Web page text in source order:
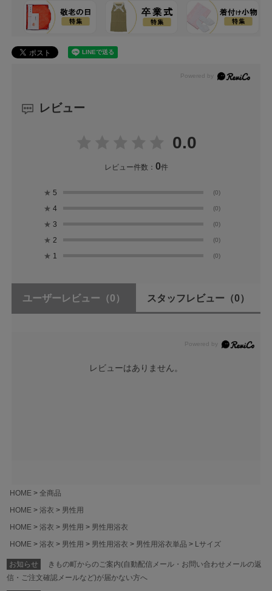
レビュー
0.0
レビュー件数： 0件
★ 5 (0)
★ 4 (0)
★ 3 (0)
★ 2 (0)
★ 1 (0)
ユーザーレビュー （0） スタッフレビュー （0）
レビューはありません。
HOME
全商品
HOME
浴衣
男性用
HOME
浴衣 男性用
男性用浴衣
HOME
浴衣 男性用 男性用浴衣 男性用浴衣単品 Lサイズ
お知らせ
きもの町からのご案内(自動配信メール・お問い合わせメールの返
信・ご注文確認メールなど)が届かない方へ